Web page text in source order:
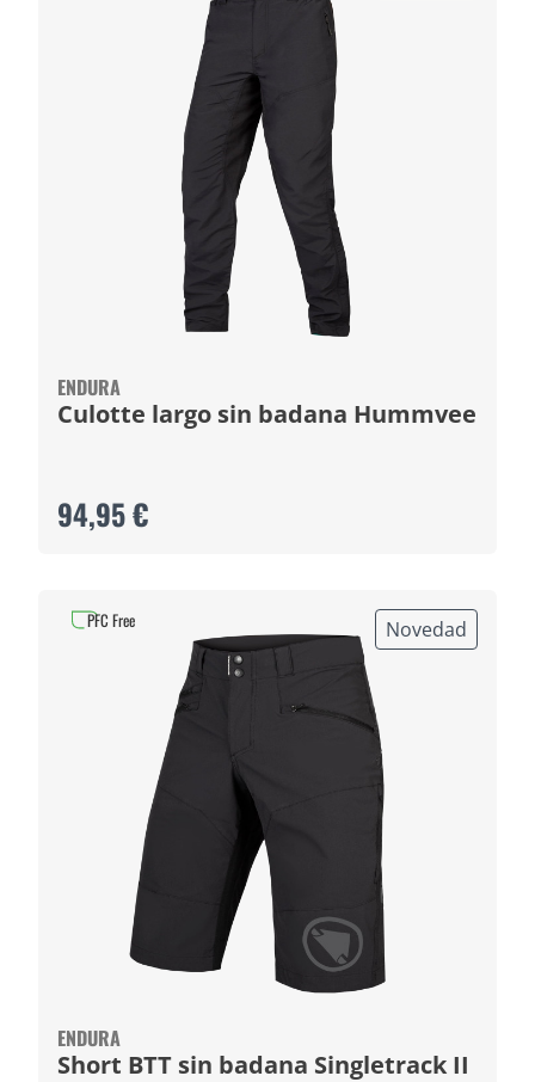
ENDURA
Culotte largo sin badana Hummvee
94,95 €
Novedad
ENDURA
Short BTT sin badana Singletrack II
PFC Free